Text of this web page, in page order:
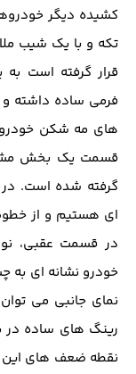
کشیده دیگر
تکه و با یک شیب
قرار گرفته است
فرمی ساده داشته
های مه شکن خودرو
قسمت یک بخش
گرفته شده است. در
ای هستیم و از
در قسمت عقبی،
خودرو نشانه ای به
نمای جانبی می
رینگ های ساده در
نقطه ضعف های این